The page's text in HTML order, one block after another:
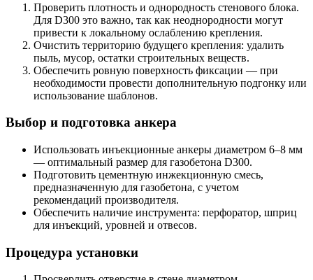
Проверить плотность и однородность стенового блока.
Для D300 это важно, так как неоднородности могут
привести к локальному ослаблению крепления.
Очистить территорию будущего крепления: удалить
пыль, мусор, остатки строительных веществ.
Обеспечить ровную поверхность фиксации — при
необходимости провести дополнительную подгонку или
использование шаблонов.
Выбор и подготовка анкера
Использовать инъекционные анкеры диаметром 6–8 мм
— оптимальный размер для газобетона D300.
Подготовить цементную инжекционную смесь,
предназначенную для газобетона, с учетом
рекомендаций производителя.
Обеспечить наличие инструмента: перфоратор, шприц
для инъекций, уровней и отвесов.
Процедура установки